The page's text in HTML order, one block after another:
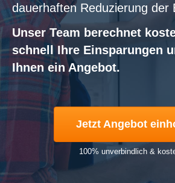
dauerhaften Reduzierung der
Unser Team berechnet
schnell Ihre Einsparungen
Ihnen ein Angebot.
Jetzt Angebot
100% unverbindlich &